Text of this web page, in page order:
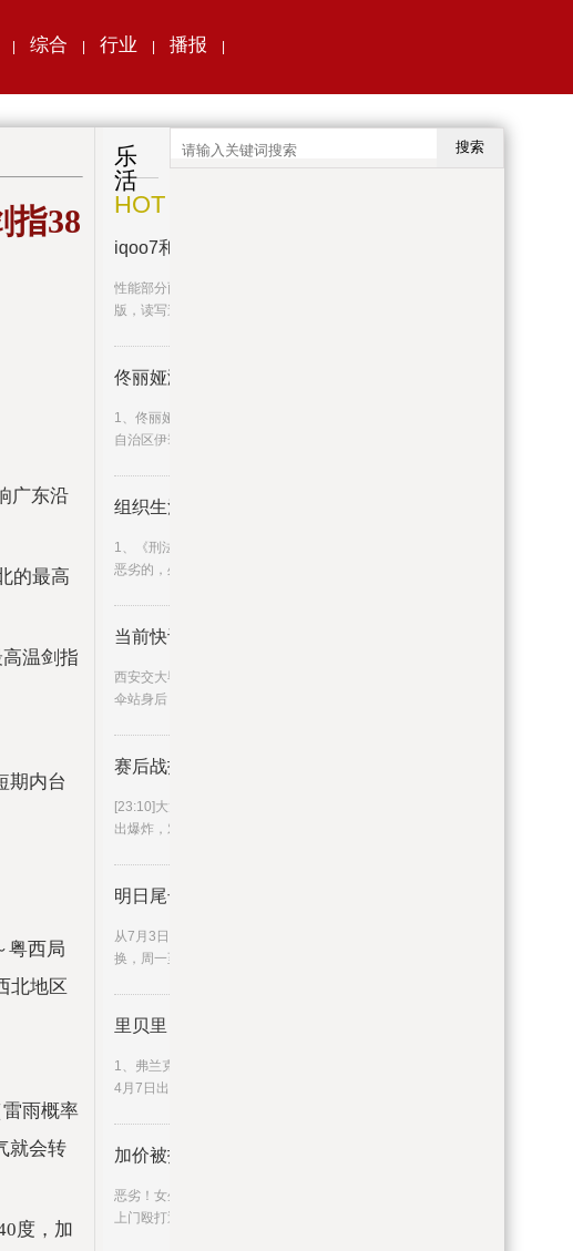
综合 行业 播报
指38
广东沿
的最高
温剑指
期内台
粤西局
北地区
雨概率
就会转
度，加
搜索
乐
活
HOT
iqoo7和红米k40哪个值得买（iqoo
性能部分两者比较接近，iQOO7的闪存是增强
版，读写速度更快，至于能耗
佟丽娅演过的电视剧剧_佟丽娅演
1、佟丽娅，1983年8月8日出生于新疆维吾尔
自治区伊犁哈萨克自治州察布
组织生活会批评他人不足及建议_
1、《刑法》第二百六十条虐待家庭成员，情节
恶劣的，处二年以下有期徒
当前快讯:西安交大毕业典礼校长
西安交大毕业典礼校长冒雨致辞，书记悄悄撑
伞站身后，师生欢呼致敬，网
赛后战报丨2023LPL夏季赛常规赛
[23:10]大龙Buff加持我方推上高地，我方杰斯输
出爆炸，对方无力回天，
明日尾号限行换了！下周起，周一
从7月3日开始，北京工作日小客车限行尾号轮
换，周一至周五限行机动车车
里贝里 关于里贝里的介绍 每日
1、弗兰克·里贝里（FranckRibéry），1983年
4月7日出生于法国滨海布洛
加价被拒，司机上门殴打母女：“
恶劣！女生拒绝中途加价被扔别处后又遭司机
上门殴打近日，19岁湖南女孩